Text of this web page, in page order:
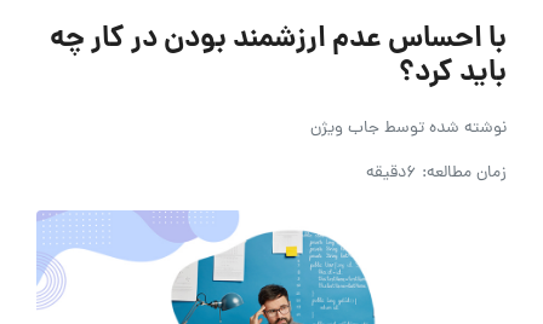
با احساس عدم ارزشمند بودن در کار چه
باید کرد؟
نوشته شده توسطجاب ویژن
زمان مطالعه: 6دقیقه